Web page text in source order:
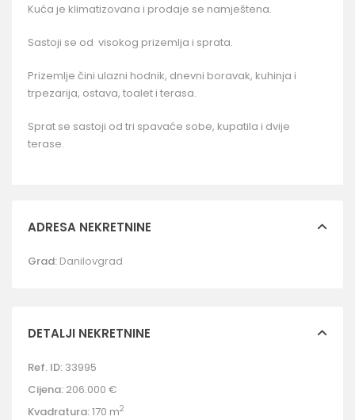
Kuća je klimatizovana i prodaje se namještena.
Sastoji se od visokog prizemlja i sprata.
Prizemlje čini ulazni hodnik, dnevni boravak, kuhinja i
trpezarija, ostava, toalet i terasa.
Sprat se sastoji od tri spavaće sobe, kupatila i dvije
terase.
ADRESA NEKRETNINE
Grad: Danilovgrad
DETALJI NEKRETNINE
Ref. ID: 33995
Cijena: 206.000 €
Kvadratura:170 m2